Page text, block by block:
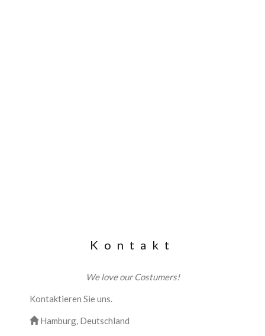
Kontakt
We love our Costumers!
Kontaktieren Sie uns.
Hamburg, Deutschland